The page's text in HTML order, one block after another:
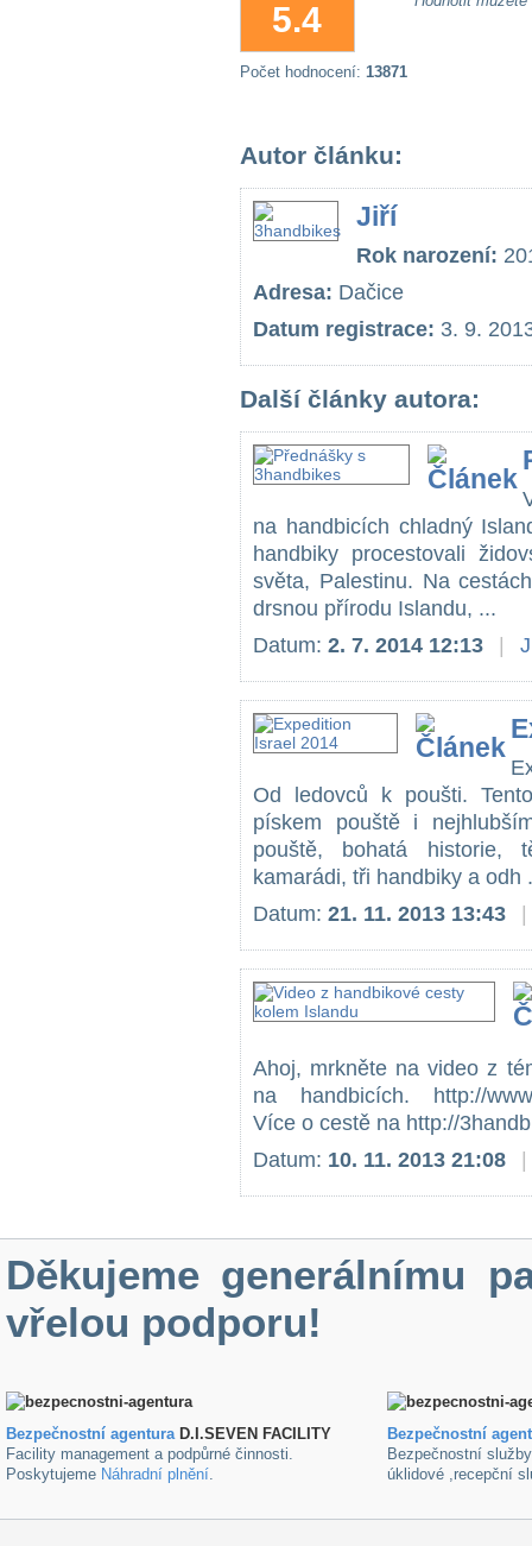
5.4
Počet hodnocení: 13871
Autor článku:
Jiří
Rok narození:
Adresa: Dačice
Datum registrace: 3. 9.
Další články autora:
na handbicích chladný
handbiky procestovali
světa, Palestinu. Na
drsnou přírodu Islandu, ...
Datum: 2. 7. 2014 12:13
Od ledovců k poušti.
pískem pouště i
pouště, bohatá historie,
kamarádi, tři handbiky a odh
Datum: 21. 11. 2013 13:43
Ahoj, mrkněte na video z
na handbicích. http://
Více o cestě na http://
Datum: 10. 11. 2013 21:08
Děkujeme generálnímu
vřelou podporu!
Bezpečnostní agenturaD.I.SEVEN FACILITY
Facility management a podpůrné činnosti.
Poskytujeme Náhradní plnění.
Bezpečnostní
Bezpečnostní
úklidové ,recepční